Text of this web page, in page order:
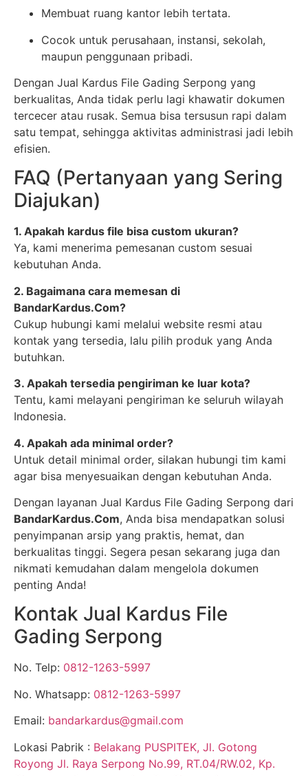
Membuat ruang kantor lebih tertata.
Cocok untuk perusahaan, instansi, sekolah,
maupun penggunaan pribadi.
Dengan Jual Kardus File Gading Serpong yang
berkualitas, Anda tidak perlu lagi khawatir dokumen
tercecer atau rusak. Semua bisa tersusun rapi dalam
satu tempat, sehingga aktivitas administrasi jadi lebih
efisien.
FAQ (Pertanyaan yang Sering
Diajukan)
1. Apakah kardus file bisa custom ukuran?
Ya, kami menerima pemesanan custom sesuai
kebutuhan Anda.
2. Bagaimana cara memesan di
BandarKardus.Com?
Cukup hubungi kami melalui website resmi atau
kontak yang tersedia, lalu pilih produk yang Anda
butuhkan.
3. Apakah tersedia pengiriman ke luar kota?
Tentu, kami melayani pengiriman ke seluruh wilayah
Indonesia.
4. Apakah ada minimal order?
Untuk detail minimal order, silakan hubungi tim kami
agar bisa menyesuaikan dengan kebutuhan Anda.
Dengan layanan Jual Kardus File Gading Serpong dari
BandarKardus.Com, Anda bisa mendapatkan solusi
penyimpanan arsip yang praktis, hemat, dan
berkualitas tinggi. Segera pesan sekarang juga dan
nikmati kemudahan dalam mengelola dokumen
penting Anda!
Kontak Jual Kardus File
Gading Serpong
No. Telp: 0812-1263-5997
No. Whatsapp: 0812-1263-5997
Email: bandarkardus@gmail.com
Lokasi Pabrik : Belakang PUSPITEK, Jl. Gotong
Royong Jl. Raya Serpong No.99, RT.04/RW.02, Kp.